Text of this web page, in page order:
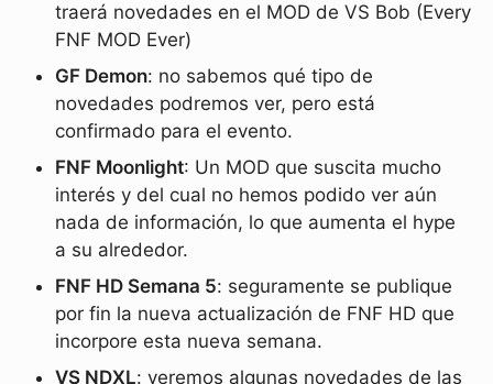
traerá novedades en el MOD de VS Bob (Every
FNF MOD Ever)
GF Demon: no sabemos qué tipo de
novedades podremos ver, pero está
confirmado para el evento.
FNF Moonlight: Un MOD que suscita mucho
interés y del cual no hemos podido ver aún
nada de información, lo que aumenta el hype
a su alrededor.
FNF HD Semana 5: seguramente se publique
por fin la nueva actualización de FNF HD que
incorpore esta nueva semana.
VS NDXL: veremos algunas novedades de las